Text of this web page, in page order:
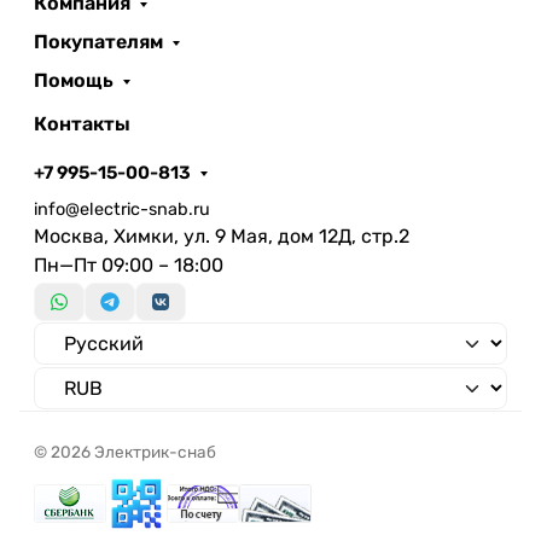
гармонических искажений
Фотобиологическая
безопасность согласно EN 62471
Филаментная
Мин. количество циклов
переключения
Коэффициент мощности
Индекс энергоэффективности
(EEI)
Коэффициент пульсации
светового потока, не более
Покупателям
Помощь
Контакты
+7 995-15-00-813
info@electric-snab.ru
Москва, Химки, ул. 9 Мая, дом 12Д, стр.2
Пн—Пт 09:00 – 18:00
© 2026 Электрик-снаб